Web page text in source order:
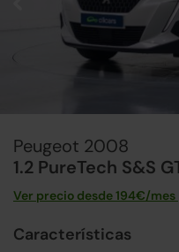
Peugeot 2008
1.2 PureTech S&S
Ver precio desde194€/mes
Características